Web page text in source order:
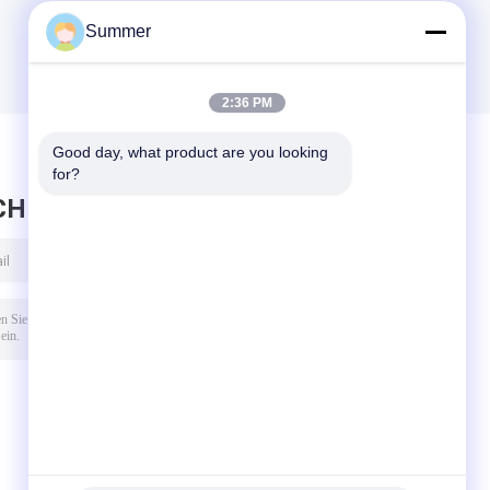
HINTERLASSEN
Summer
2:36 PM
Good day, what product are you looking
for?